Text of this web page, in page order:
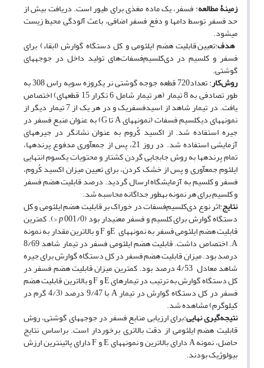
زمینۀ مطالعه: فسفر، یک ماده مغذی برای طیور است. دریافت بیش از
حد فسفر توسط دام­ها و دفع فسفر اضافی، باعث آلودگی محیط زیست
می­شود.
هدف:تعیین قابلیت هضم ایلئومی و کل دستگاه گوارش (ابقاء) برای
فسفر و کلسیم در دی‌کلسیم‌فسفات‌­های تولید داخل در جوجه­های
گوشتی.
روش‌کار : تعداد720 قطعه جوجه گوشتی نر یک­روزه سویه راس 308 به
طور تصادفی به 8 تیمار (هر تیمار شامل 6 تکرار 15 قطعه­ای) اختصاص
یافت. در تیمار شاهد از اسیدفسفریک و در هر یک از 7 تیمار دیگر از
نمونه­های دی­کلسیم فسفات (نمونه­های A تا G) به عنوان منبع فسفر در
جیره استفاده شد. از اکسید کُروم به عنوان نشانگر در جیره­های
آزمایشی استفاده شد. در روز 21، پس از جمع­آوری مدفوع پرنده­ها،
تمام پرنده­ها به روش جابجایی گردن کشتار و محتویات یک­سوم انتهایی
ایلئوم جمع­آوری و پس از خشک کردن، برای تعیین میزان اکسید کُروم،
فسفر و کلسیم به آزمایشگاه ارسال گردید. درصد قابلیت هضم فسفر
و کلسیم برای هر نمونه به­طور جداگانه محاسبه شد.
نتایج:اثر نوع دی‌کلسیم‌فسفات در خوراک بر قابلیت هضم ایلئومی و کل
دستگاه گوارش برای کلسیم و فسفر معنی­دار بود (001/0 p<). کمترین
قابلیت هضم ایلئومی فسفر به نمونه­های Eو F و بالاترین مقدار به نمونه
A. اختصاص داشت. قابلیت هضم ایلئومی فسفر در تیمار شاهد 8/69
درصد بود. میزان قابلیت هضم فسفر در کل دستگاه گوارش برای جیره
شاهد معادل 4/53 درصد بود. کمترین میزان قابلیت هضم فسفر در
کل دستگاه گوارش به ترتیب در تیمارهای E و F و بالاترین قابلیت هضم
فسفر در کل دستگاه گوارش در تیمار A با 9/47 درصد (4/3 گرم در
کیلوگرم) مشاهده شد.
نتیجه‌گیری نهایی:برای ارزیابی منابع فسفر در جوجه­های گوشتی، روش
قابلیت هضم ایلئومی از دقت بالاتری برخوردار است. براساس نتایج
حاصل، نمونه A دارای بالاترین و نمونه­های E و F دارای پائین­ترین ارزش
بیولوژیک بودند.